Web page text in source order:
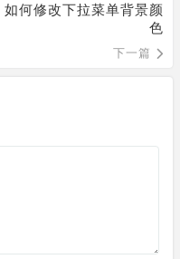
如何修改下拉菜单背景颜
色
下一篇